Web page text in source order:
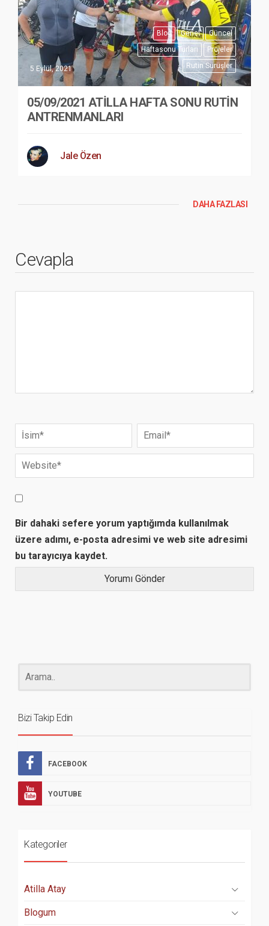
Blog Genel
Güncel
Haftasonu Turları
Projeler
Rutin Sürüşler
5 Eylül, 2021
05/09/2021 ATİLLA HAFTA SONU RUTİN
ANTRENMANLARI
Jale Özen
DAHA FAZLASI
Cevapla
Bir dahaki sefere yorum yaptığımda kullanılmak
üzere adımı, e-posta adresimi ve web site adresimi
bu tarayıcıya kaydet.
Bizi Takip Edin
FACEBOOK
YOUTUBE
Kategoriler
Atilla Atay
Blogum